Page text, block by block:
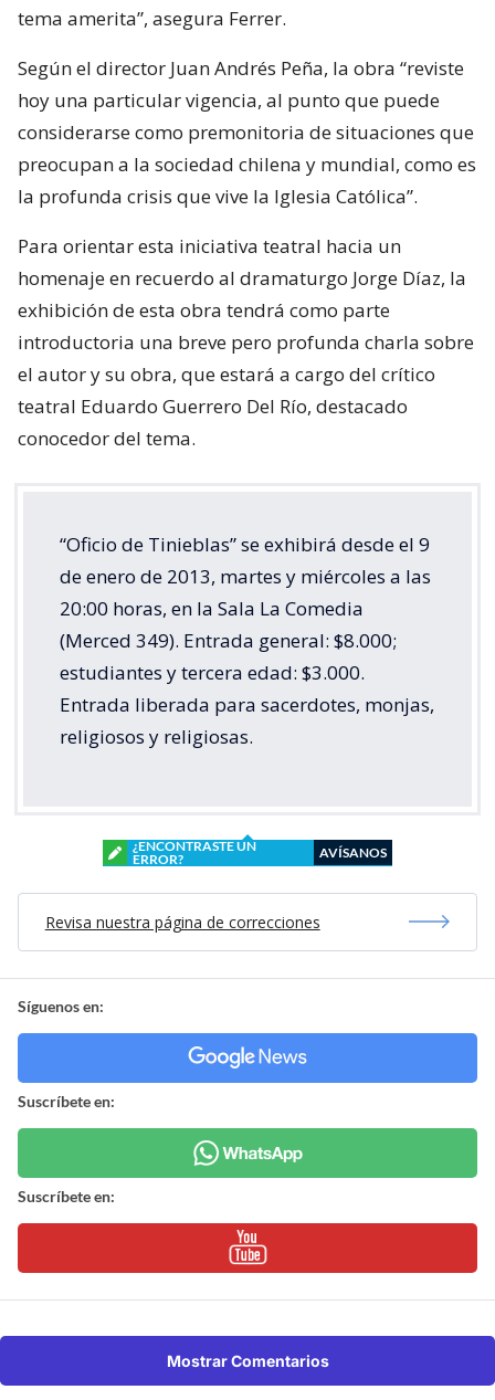
tema amerita”, asegura Ferrer.
Según el director Juan Andrés Peña, la obra “reviste
hoy una particular vigencia, al punto que puede
considerarse como premonitoria de situaciones que
preocupan a la sociedad chilena y mundial, como es
la profunda crisis que vive la Iglesia Católica”.
Para orientar esta iniciativa teatral hacia un
homenaje en recuerdo al dramaturgo Jorge Díaz, la
exhibición de esta obra tendrá como parte
introductoria una breve pero profunda charla sobre
el autor y su obra, que estará a cargo del crítico
teatral Eduardo Guerrero Del Río, destacado
conocedor del tema.
“Oficio de Tinieblas” se exhibirá desde el 9
de enero de 2013, martes y miércoles a las
20:00 horas, en la Sala La Comedia
(Merced 349). Entrada general: $8.000;
estudiantes y tercera edad: $3.000.
Entrada liberada para sacerdotes, monjas,
religiosos y religiosas.
¿ENCONTRASTE UN
ERROR?
AVÍSANOS
Revisa nuestra página de correcciones
Síguenos en:
Suscríbete en:
Suscríbete en:
Mostrar Comentarios